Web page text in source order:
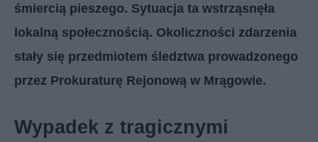
śmiercią pieszego. Sytuacja ta wstrząsnęła
lokalną społecznością. Okoliczności zdarzenia
stały się przedmiotem śledztwa prowadzonego
przez Prokuraturę Rejonową w Mrągowie.
Wypadek z tragicznymi